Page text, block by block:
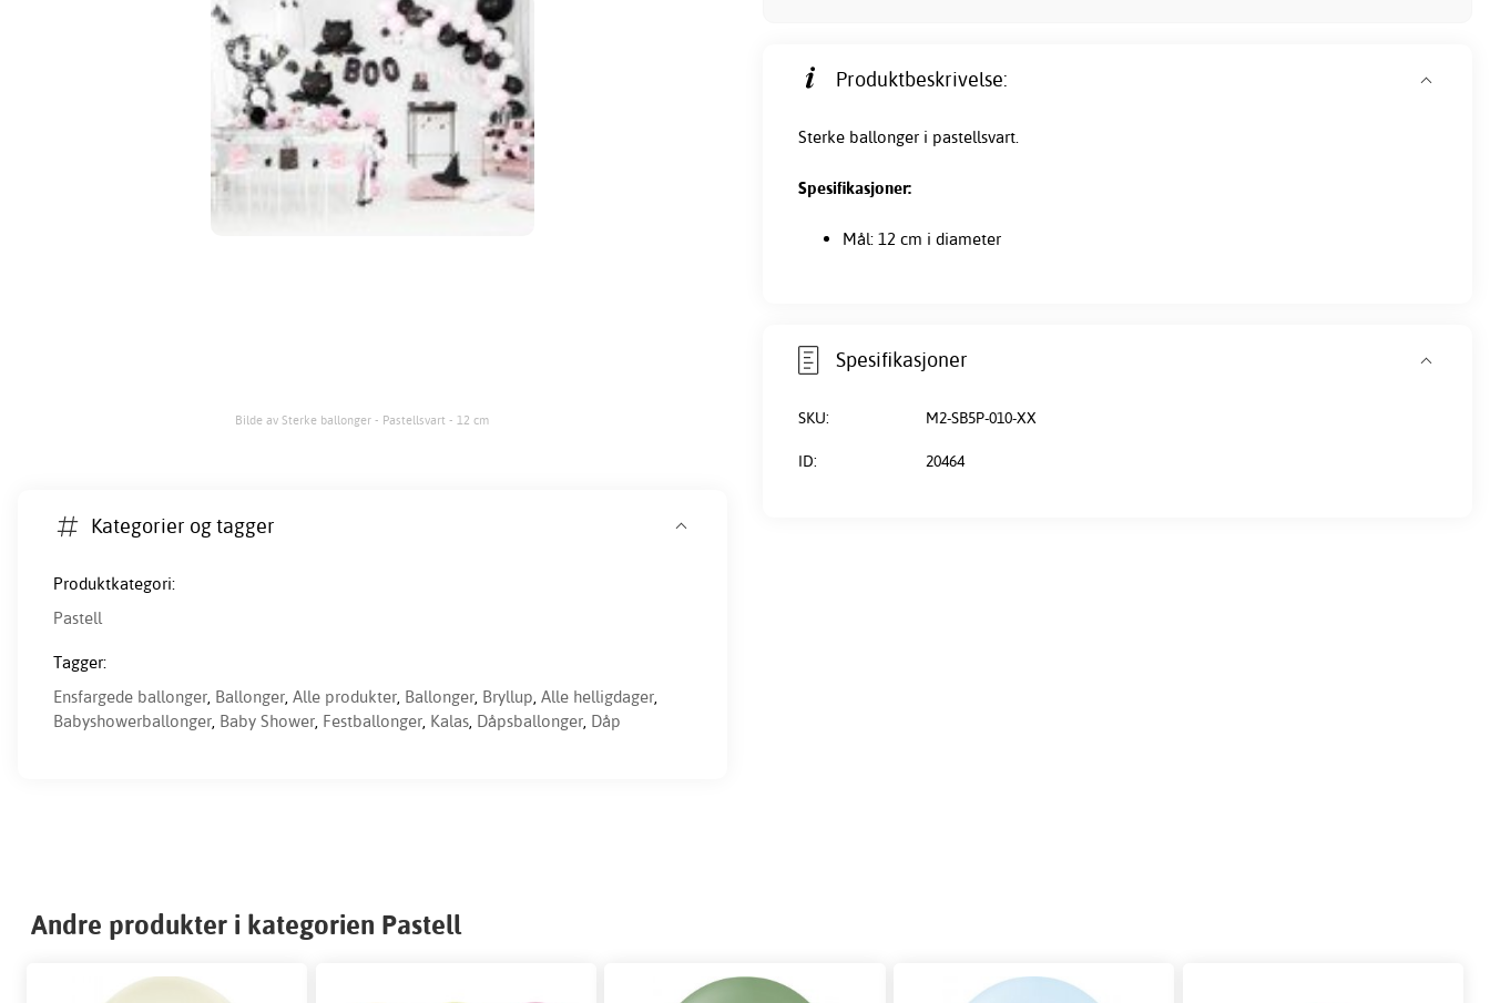
Bilde av Sterke ballonger - Pastellsvart - 12 cm
Produktbeskrivelse:
Sterke ballonger i pastellsvart.
Spesifikasjoner:
Mål: 12 cm i diameter
Spesifikasjoner
SKU: M2-SB5P-010-XX
ID: 20464
Kategorier og tagger
Produktkategori:
Pastell
Tagger:
Ensfargede ballonger, Ballonger, Alle produkter, Ballonger, Bryllup, Alle helligdager,
Babyshowerballonger, Baby Shower, Festballonger, Kalas, Dåpsballonger, Dåp
Andre produkter i kategorien Pastell